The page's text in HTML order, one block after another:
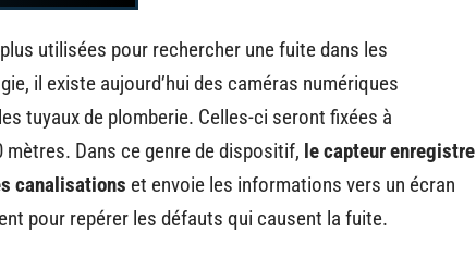
utilisées pour rechercher une fuite dans les
il existe aujourd’hui des caméras numériques
tuyaux de plomberie. Celles-ci seront fixées à
mètres. Dans ce genre de dispositif, le capteur enregistre
canalisations et envoie les informations vers un écran
pour repérer les défauts qui causent la fuite.